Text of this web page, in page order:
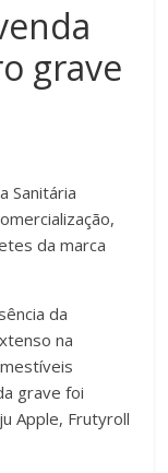
grave
Sanitária
da marca
da
na
grave foi
Apple, Frutyroll